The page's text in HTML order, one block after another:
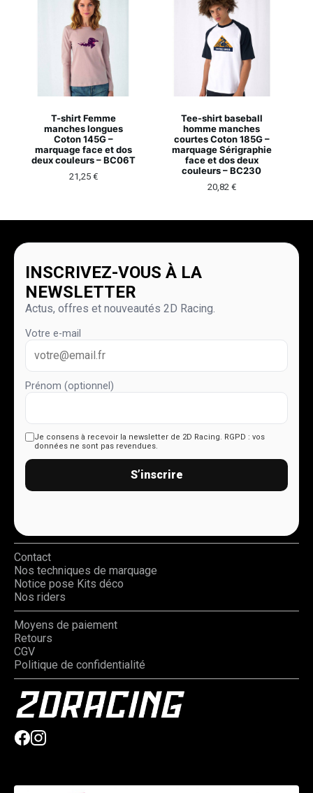
T-shirt Femme
manches longues
Coton 145G –
marquage face et dos
deux couleurs – BC06T
21,25 €
Tee-shirt baseball
homme manches
courtes Coton 185G –
marquage Sérigraphie
face et dos deux
couleurs – BC230
20,82 €
INSCRIVEZ-VOUS À LA
NEWSLETTER
Actus, offres et nouveautés 2D Racing.
Votre e-mail
Prénom (optionnel)
Je consens à recevoir la newsletter de 2D Racing. RGPD : vos
données ne sont pas revendues.
S’inscrire
Contact
Nos techniques de marquage
Notice pose Kits déco
Nos riders
Moyens de paiement
Retours
CGV
Politique de confidentialité